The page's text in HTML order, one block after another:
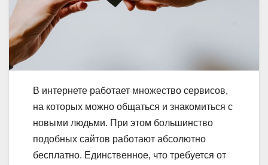
В интернете работает множество сервисов,
на которых можно общаться и знакомиться с
новыми людьми. При этом большинство
подобных сайтов работают абсолютно
бесплатно. Единственное, что требуется от